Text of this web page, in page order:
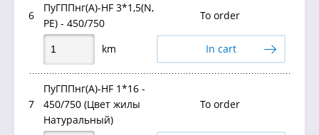
6
ПуГППнг(А)-HF 3*1,5(N,
PE) - 450/750
To order
km In cart
7
ПуГППнг(А)-HF 1*16 -
450/750 (Цвет жилы
Натуральный)
To order